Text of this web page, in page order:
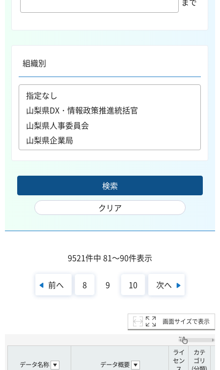
組織別
9521件中 81～90件表示
前へ 8 9 10 次へ
画面サイズで表示
データ名称 データ概要
ライ
セン
カテ
ゴリ